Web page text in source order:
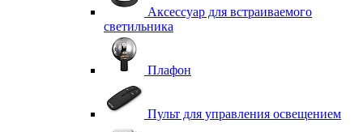
Аксессуар для встраиваемого
светильника
Плафон
Пульт для управления освещением